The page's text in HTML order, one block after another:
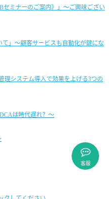
セミナーのご案内》」～ご興味ござい
て」～顧客サービスも自動化が鍵にな
管理システム導入で効果を上げる3つの
は時代遅れ？～
客服